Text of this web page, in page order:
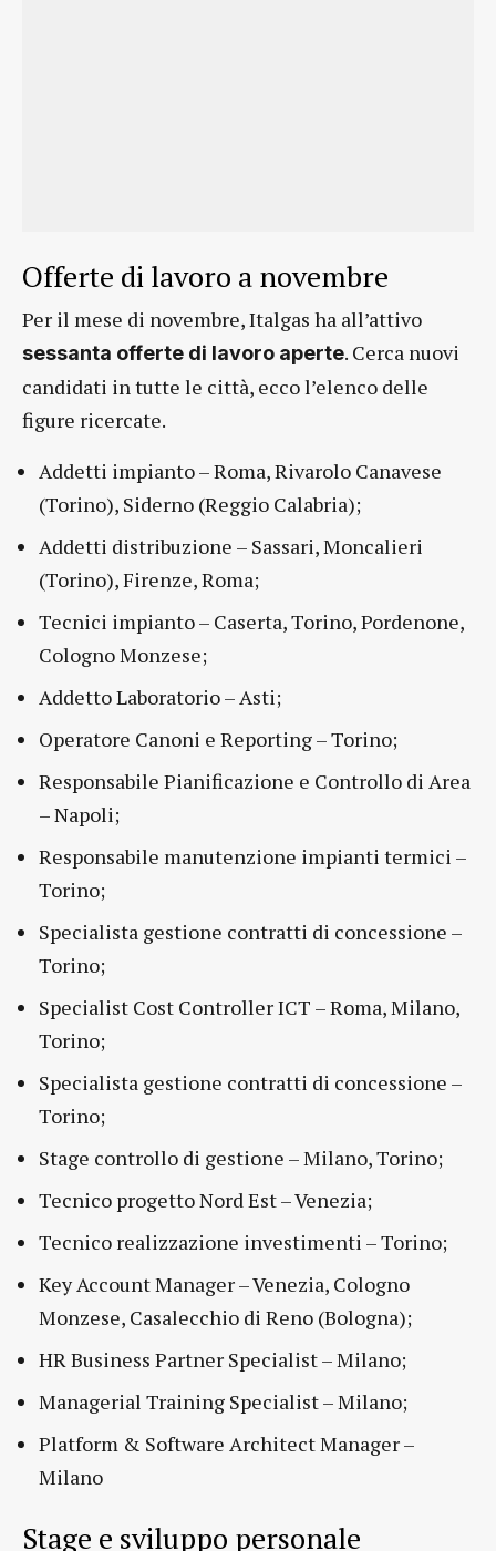
Offerte di lavoro a novembre
Per il mese di novembre, Italgas ha all’attivo
sessanta offerte di lavoro aperte. Cerca nuovi
candidati in tutte le città, ecco l’elenco delle
figure ricercate.
Addetti impianto – Roma, Rivarolo Canavese
(Torino), Siderno (Reggio Calabria);
Addetti distribuzione – Sassari, Moncalieri
(Torino), Firenze, Roma;
Tecnici impianto – Caserta, Torino, Pordenone,
Cologno Monzese;
Addetto Laboratorio – Asti;
Operatore Canoni e Reporting – Torino;
Responsabile Pianificazione e Controllo di Area
– Napoli;
Responsabile manutenzione impianti termici –
Torino;
Specialista gestione contratti di concessione –
Torino;
Specialist Cost Controller ICT – Roma, Milano,
Torino;
Specialista gestione contratti di concessione –
Torino;
Stage controllo di gestione – Milano, Torino;
Tecnico progetto Nord Est – Venezia;
Tecnico realizzazione investimenti – Torino;
Key Account Manager – Venezia, Cologno
Monzese, Casalecchio di Reno (Bologna);
HR Business Partner Specialist – Milano;
Managerial Training Specialist – Milano;
Platform & Software Architect Manager –
Milano
Stage e sviluppo personale